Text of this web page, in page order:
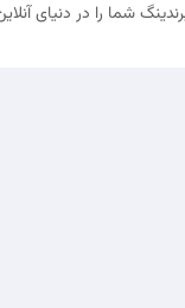
شما را در دنیای